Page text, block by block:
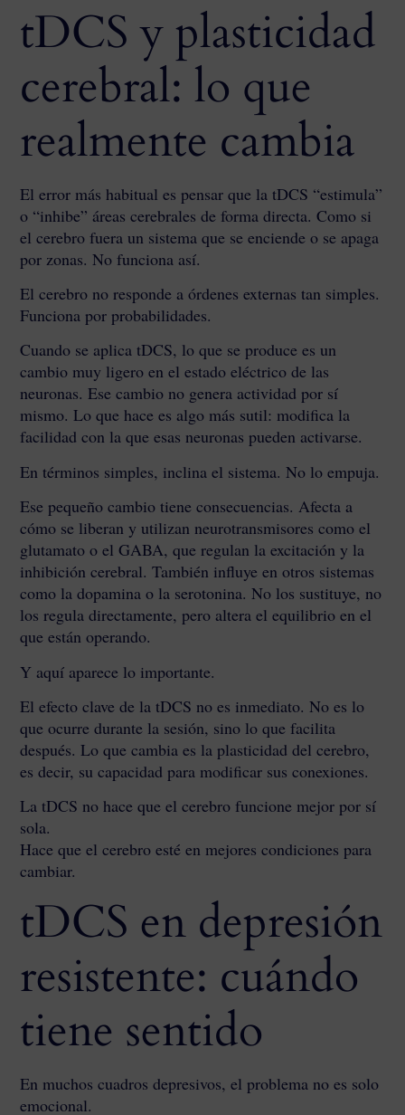
tDCS y plasticidad
cerebral: lo que
realmente cambia
El error más habitual es pensar que la tDCS “estimula”
o “inhibe” áreas cerebrales de forma directa. Como si
el cerebro fuera un sistema que se enciende o se apaga
por zonas. No funciona así.
El cerebro no responde a órdenes externas tan simples.
Funciona por probabilidades.
Cuando se aplica tDCS, lo que se produce es un
cambio muy ligero en el estado eléctrico de las
neuronas. Ese cambio no genera actividad por sí
mismo. Lo que hace es algo más sutil: modifica la
facilidad con la que esas neuronas pueden activarse.
En términos simples, inclina el sistema. No lo empuja.
Ese pequeño cambio tiene consecuencias. Afecta a
cómo se liberan y utilizan neurotransmisores como el
glutamato o el GABA, que regulan la excitación y la
inhibición cerebral. También influye en otros sistemas
como la dopamina o la serotonina. No los sustituye, no
los regula directamente, pero altera el equilibrio en el
que están operando.
Y aquí aparece lo importante.
El efecto clave de la tDCS no es inmediato. No es lo
que ocurre durante la sesión, sino lo que facilita
después. Lo que cambia es la plasticidad del cerebro,
es decir, su capacidad para modificar sus conexiones.
La tDCS no hace que el cerebro funcione mejor por sí
sola.
Hace que el cerebro esté en mejores condiciones para
cambiar.
tDCS en depresión
resistente: cuándo
tiene sentido
En muchos cuadros depresivos, el problema no es solo
emocional.